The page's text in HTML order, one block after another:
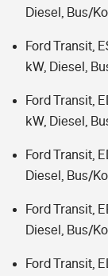
Diesel, Bus/
Ford Transit,
kW, Diesel,
Ford Transit,
kW, Diesel,
Ford Transit,
Diesel, Bus/
Ford Transit,
Diesel, Bus/
Ford Transit,